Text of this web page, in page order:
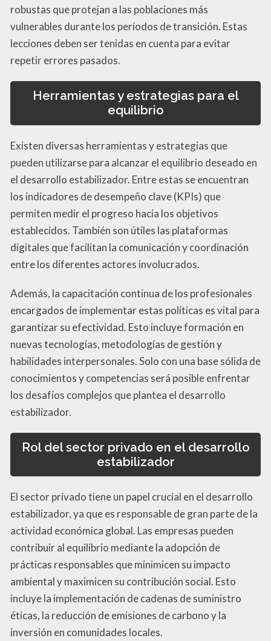
robustas que protejan a las poblaciones más
vulnerables durante los períodos de transición. Estas
lecciones deben ser tenidas en cuenta para evitar
repetir errores pasados.
Herramientas y estrategias para el
equilibrio
Existen diversas herramientas y estrategias que
pueden utilizarse para alcanzar el equilibrio deseado en
el desarrollo estabilizador. Entre estas se encuentran
los indicadores de desempeño clave (KPIs) que
permiten medir el progreso hacia los objetivos
establecidos. También son útiles las plataformas
digitales que facilitan la comunicación y coordinación
entre los diferentes actores involucrados.
Además, la capacitación continua de los profesionales
encargados de implementar estas políticas es vital para
garantizar su efectividad. Esto incluye formación en
nuevas tecnologías, metodologías de gestión y
habilidades interpersonales. Solo con una base sólida de
conocimientos y competencias será posible enfrentar
los desafíos complejos que plantea el desarrollo
estabilizador.
Rol del sector privado en el desarrollo
estabilizador
El sector privado tiene un papel crucial en el desarrollo
estabilizador, ya que es responsable de gran parte de la
actividad económica global. Las empresas pueden
contribuir al equilibrio mediante la adopción de
prácticas responsables que minimicen su impacto
ambiental y maximicen su contribución social. Esto
incluye la implementación de cadenas de suministro
éticas, la reducción de emisiones de carbono y la
inversión en comunidades locales.